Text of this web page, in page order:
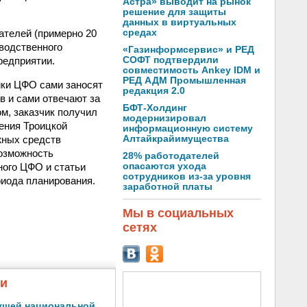
(примерно 20
ЦФО сами заносят
и сами отвечают за
заказчик получил
Троицкой
средств
ЦФО и статьи
планирования.
решение для защиты
данных в виртуальных
средах
«Газинформсервис» и РЕД
СОФТ подтвердили
совместимость Ankey IDM и
РЕД АДМ Промышленная
редакция 2.0
БФТ-Холдинг
модернизировал
информационную систему
Алтайкрайимущества
28% работодателей
опасаются ухода
сотрудников из-за уровня
заработной платы
Мы в социальных
сетях